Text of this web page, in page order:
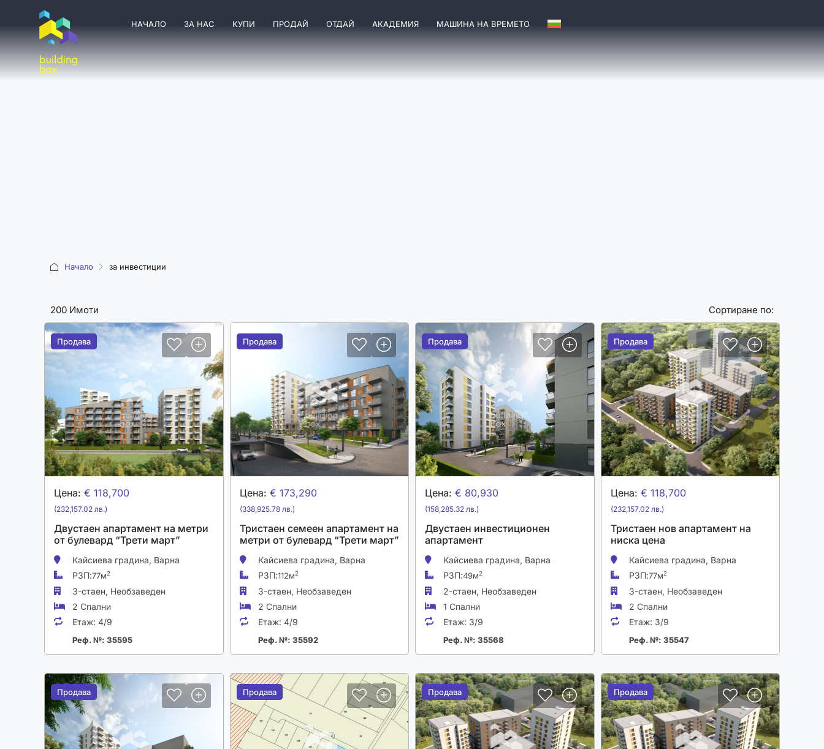
НАЧАЛО ЗА НАС КУПИ ПРОДАЙ ОТДАЙ АКАДЕМИЯ МАШИНА НА ВРЕМЕТО
Начало за инвестиции
200 Имоти Сортиране по:
Продава
Продава
Цена: € 118,700
(232,157.02 лв.)
Двустаен апартамент на метри
от булевард “Трети март”
Кайсиева градина, Варна
РЗП:77м2
3-стаен, Необзаведен
2 Спални
Етаж: 4/9
Реф. №: 35595
Продава
Продава
Цена: € 173,290
(338,925.78 лв.)
Тристаен семеен апартамент на
метри от булевард “Трети март”
Кайсиева градина, Варна
РЗП:112м2
3-стаен, Необзаведен
2 Спални
Етаж: 4/9
Реф. №: 35592
Продава
Продава
Цена: € 80,930
(158,285.32 лв.)
Двустаен инвестиционен
апартамент
Кайсиева градина, Варна
РЗП:49м2
2-стаен, Необзаведен
1 Спални
Етаж: 3/9
Реф. №: 35568
Продава
Продава
Цена: € 118,700
(232,157.02 лв.)
Тристаен нов апартамент на
ниска цена
Кайсиева градина, Варна
РЗП:77м2
3-стаен, Необзаведен
2 Спални
Етаж: 3/9
Реф. №: 35547
Продава
Продава Продава
Продава Продава
Продава Продава
Продава